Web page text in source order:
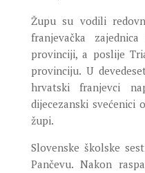
Župu su vodili
franjevačka
provinciji, a poslije
provinciju. U
hrvatski franjevci
dijecezanski svećenici
župi.
Slovenske školske
Pančevu. Nakon